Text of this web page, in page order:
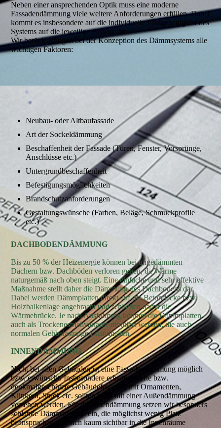
Neben einer ansprechenden Optik muss eine moderne
Fassadendämmung viele weitere Anforderungen erfüllen. Dabei
kommt es insbesondere auf die individuelle Passgenauigkeit des
Systems auf die jeweilige Fassade an.
Wir berücksichtigen bei der Konzeption des Dämmsystems alle
wichtigen Faktoren:
Neubau- oder Altbaufassade
Art der Sockeldämmung
Beschaffenheit der Fassade (Türen, Fenster, Vorsprünge,
Anschlüsse etc.)
Untergrundbeschaffenheit
Befestigungsmöglichkeiten
Brandschutzanforderungen
Gestaltungswünsche (Farben, Beläge, Schmuckprofile
etc.)
DACHBODENDÄMMUNG
Bis zu 50 % der Heizenergie können bei ungedämmten
Dächern bzw. Dachböden verloren gehen, da Wärme
naturgemäß nach oben steigt. Eine einfache und sehr effektive
Maßnahme stellt daher die Dämmung des Dachbodens dar.
Dabei werden Dämmplatten direkt auf die Betondecke bzw.
Holzbalkenlage angebracht und schließen damit die
Wärmebrücke. Je nach Ausführung können die Dämmplatten
auch als Trockenestrichvariante montiert werden, die auch
normalen Gehbelastungen standhalten.
INNENDÄMMUNG
Nicht bei allen Gebäuden ist eine Fassadendämmung möglich
bzw. erwünscht. Insbesondere erhaltenswerte bzw.
denkmalgeschützte Gebäudefassaden mit Ornamenten,
Klinkern, Stuck etc. sollten nicht mit einer Außendämmung
versehen werden. Für die Innendämmung setzen wir besonders
schlanke Dämmsysteme ein, die möglichst wenig Platz
beanspruchen und sich kaum sichtbar in die Innenräume